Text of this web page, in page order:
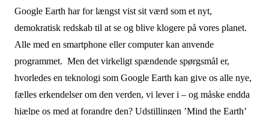
Google Earth har for længst vist sit værd som et nyt,
demokratisk redskab til at se og blive klogere på vores planet.
Alle med en smartphone eller computer kan anvende
programmet. Men det virkeligt spændende spørgsmål er,
hvorledes en teknologi som Google Earth kan give os alle nye,
fælles erkendelser om den verden, vi lever i – og måske endda
hjælpe os med at forandre den? Udstillingen ’Mind the Earth’